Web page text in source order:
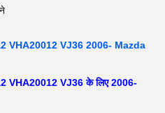
VHA20012 VJ36 2006- Mazda
VHA20012 VJ36 के लिए 2006-